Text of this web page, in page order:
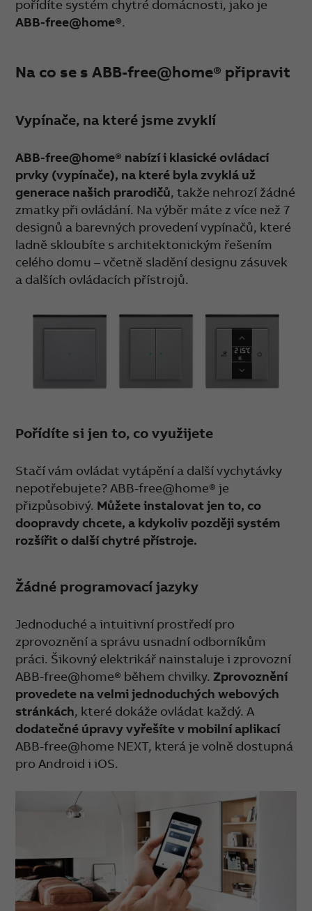
pořídíte systém chytré domácnosti, jako je
ABB-free@home®.
Na co se s ABB-free@home® připravit
Vypínače, na které jsme zvyklí
ABB-free@home® nabízí i klasické ovládací
prvky (vypínače), na které byla zvyklá už
generace našich prarodičů, takže nehrozí žádné
zmatky při ovládání. Na výběr máte z více než 7
designů a barevných provedení vypínačů, které
ladně skloubíte s architektonickým řešením
celého domu – včetně sladění designu zásuvek
a dalších ovládacích přístrojů.
Pořídíte si jen to, co využijete
Stačí vám ovládat vytápění a další vychytávky
nepotřebujete? ABB-free@home® je
přizpůsobivý. Můžete instalovat jen to, co
doopravdy chcete, a kdykoliv později systém
rozšířit o další chytré přístroje.
Žádné programovací jazyky
Jednoduché a intuitivní prostředí pro
zprovoznění a správu usnadní odborníkům
práci. Šikovný elektrikář nainstaluje i zprovozní
ABB-free@home® během chvilky. Zprovoznění
provedete na velmi jednoduchých webových
stránkách, které dokáže ovládat každý. A
dodatečné úpravy vyřešíte v mobilní aplikací
ABB-free@home NEXT, která je volně dostupná
pro Android i iOS.